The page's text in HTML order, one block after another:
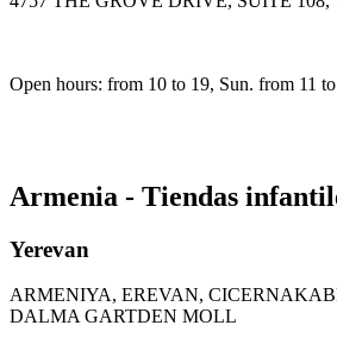
Open hours: from 10 to 19, Sun. from 11
Armenia - Tiendas
Yerevan
ARMENIYA, EREVAN,
DALMA GARTDEN MOLL